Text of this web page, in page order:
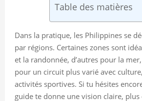
Table des matières
Dans la pratique, les Philippines se
par régions. Certaines zones sont
et la randonnée, d’autres pour la
pour un circuit plus varié avec
activités sportives. Si tu hésites
guide te donne une vision claire, plus